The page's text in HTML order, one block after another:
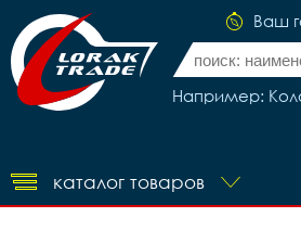
Ваш
Например:
каталог товаров